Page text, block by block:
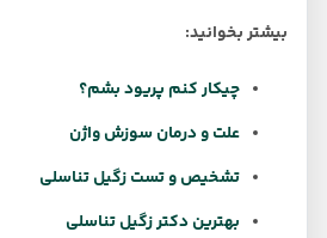
بیشتر بخوانید:
چیکار کنم پریود بشم؟
علت و درمان سوزش واژن
تشخیص و تست زگیل تناسلی
بهترین دکتر زگیل تناسلی